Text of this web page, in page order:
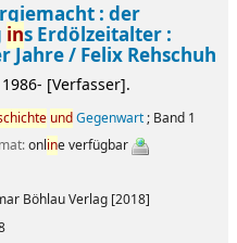
: der
ins Erdölzeitalter :
Jahre / Felix Rehschuh
[Verfasser].
undGegenwart; Band 1
online verfügbar
Böhlau Verlag [2018]